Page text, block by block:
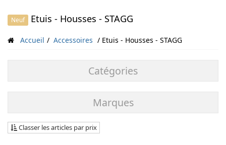
Neuf Etuis - Housses - STAGG
Accueil Accessoires Etuis - Housses - STAGG
Catégories
Marques
Classer les articles par prix